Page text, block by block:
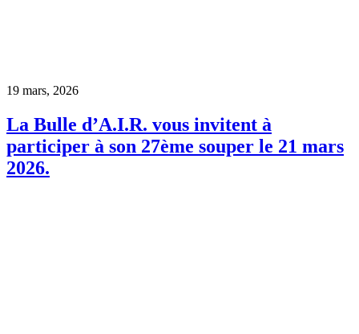
19 mars, 2026
La Bulle d’A.I.R. vous invitent à
participer à son 27ème souper le 21 mars
2026.